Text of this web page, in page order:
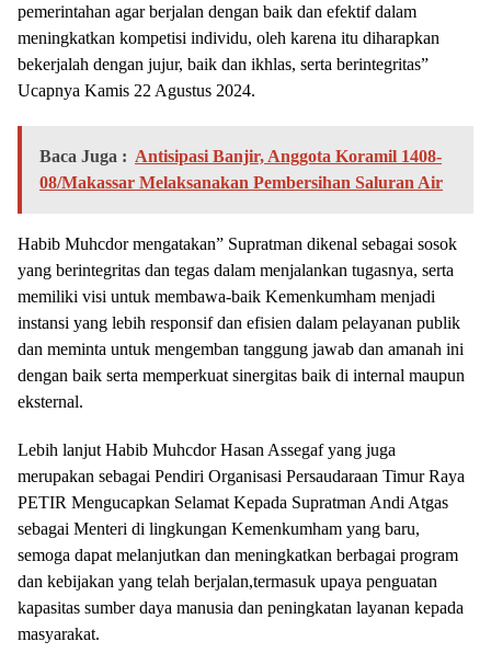
pemerintahan agar berjalan dengan baik dan efektif dalam
meningkatkan kompetisi individu, oleh karena itu diharapkan
bekerjalah dengan jujur, baik dan ikhlas, serta berintegritas”
Ucapnya Kamis 22 Agustus 2024.
Baca Juga : Antisipasi Banjir, Anggota Koramil 1408-
08/Makassar Melaksanakan Pembersihan Saluran Air
Habib Muhcdor mengatakan” Supratman dikenal sebagai sosok
yang berintegritas dan tegas dalam menjalankan tugasnya, serta
memiliki visi untuk membawa-baik Kemenkumham menjadi
instansi yang lebih responsif dan efisien dalam pelayanan publik​
dan meminta untuk mengemban tanggung jawab dan amanah ini
dengan baik serta memperkuat sinergitas baik di internal maupun
eksternal.
Lebih lanjut Habib Muhcdor Hasan Assegaf yang juga
merupakan sebagai Pendiri Organisasi Persaudaraan Timur Raya
PETIR Mengucapkan Selamat Kepada Supratman Andi Atgas
sebagai Menteri di lingkungan Kemenkumham yang baru,
semoga dapat melanjutkan dan meningkatkan berbagai program
dan kebijakan yang telah berjalan,termasuk upaya penguatan
kapasitas sumber daya manusia dan peningkatan layanan kepada
masyarakat.